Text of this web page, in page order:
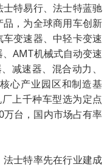
特易行、法士特蓝驰
，为全球商用车创新
变速器、中轻卡变速
AMT机械式自动变速
减速器、混合动力、
心产业园区和制造基
上千种车型选为定点
台，国内市场占有率
士特率先在行业建成